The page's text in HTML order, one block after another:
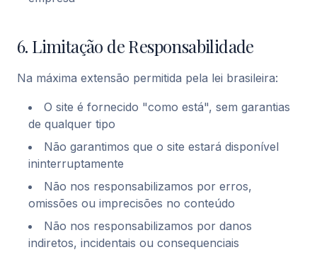
6. Limitação de Responsabilidade
Na máxima extensão permitida pela lei brasileira:
O site é fornecido "como está", sem garantias
de qualquer tipo
Não garantimos que o site estará disponível
ininterruptamente
Não nos responsabilizamos por erros,
omissões ou imprecisões no conteúdo
Não nos responsabilizamos por danos
indiretos, incidentais ou consequenciais